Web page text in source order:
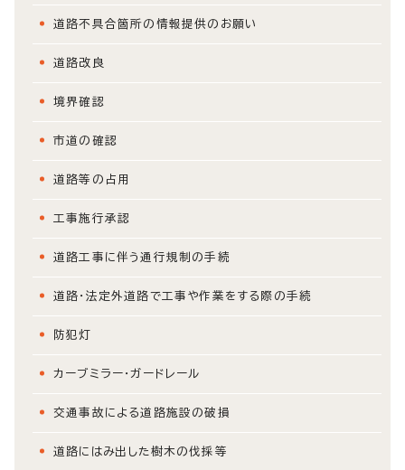
道路不具合箇所の情報提供のお願い
道路改良
境界確認
市道の確認
道路等の占用
工事施行承認
道路工事に伴う通行規制の手続
道路・法定外道路で工事や作業をする際の手続
防犯灯
カーブミラー・ガードレール
交通事故による道路施設の破損
道路にはみ出した樹木の伐採等